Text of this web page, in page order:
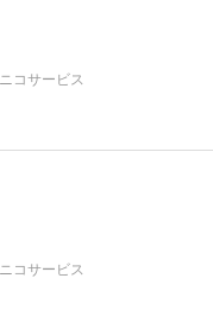
型・ニコサービス
型・ニコサービス